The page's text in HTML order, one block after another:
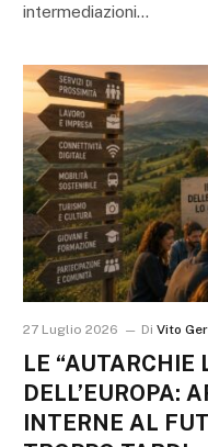
intermediazioni…
27 Luglio 2026 Di Vito
LE “AUTARCHIE
DELL’EUROPA:
INTERNE AL